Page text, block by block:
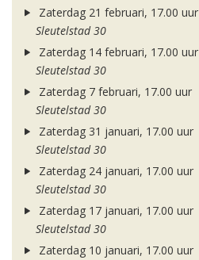
Zaterdag 21 februari, 17.00 uur
Sleutelstad 30
Zaterdag 14 februari, 17.00 uur
Sleutelstad 30
Zaterdag 7 februari, 17.00 uur
Sleutelstad 30
Zaterdag 31 januari, 17.00 uur
Sleutelstad 30
Zaterdag 24 januari, 17.00 uur
Sleutelstad 30
Zaterdag 17 januari, 17.00 uur
Sleutelstad 30
Zaterdag 10 januari, 17.00 uur